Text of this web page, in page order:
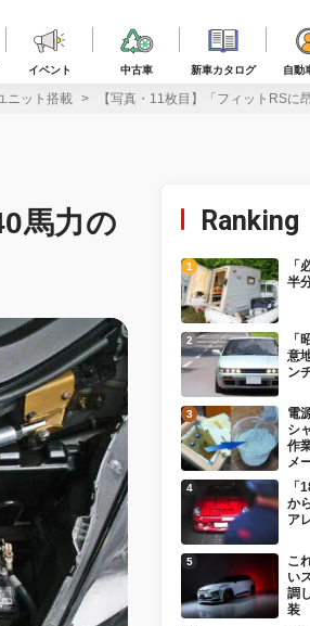
イベント 中古車 新車カタログ 自動
ニット搭載 【写真・11枚目】「フィットRS
馬力の
Ranking
「
半
「
意
ン
電
シ
作
メ
「
か
ア
こ
い
調
装